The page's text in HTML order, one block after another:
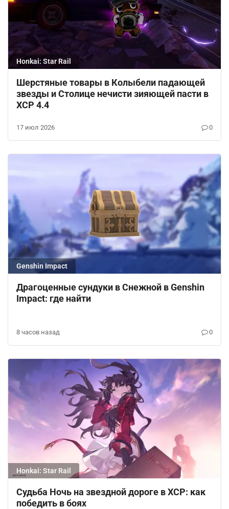
Honkai: Star Rail
Шерстяные товары в Колыбели падающей
звезды и Столице нечисти зияющей пасти в
ХСР 4.4
17 июл 2026 0
Genshin Impact
Драгоценные сундуки в Снежной в Genshin
Impact: где найти
8 часов назад 0
Honkai: Star Rail
Судьба Ночь на звездной дороге в ХСР: как
победить в боях